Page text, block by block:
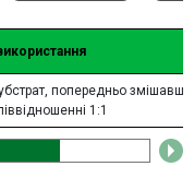
попередньо
1:1